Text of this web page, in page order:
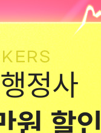
정사
원 할인